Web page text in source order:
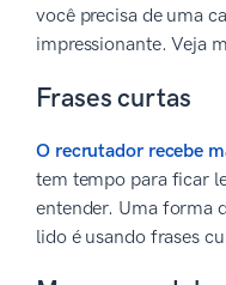
você precisa de uma
impressionante. Veja
Frases curtas
O recrutador recebe
tem tempo para ficar
entender. Uma forma
lido é usando frases